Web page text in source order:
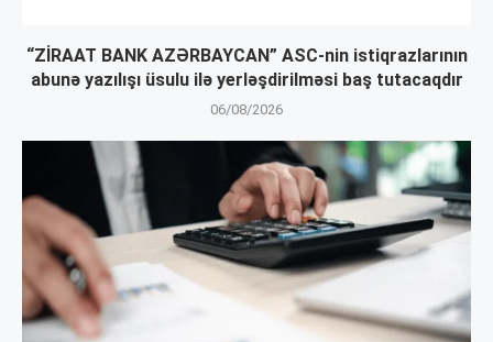
“ZİRAAT BANK AZƏRBAYCAN” ASC-nin istiqrazlarının
abunə yazılışı üsulu ilə yerləşdirilməsi baş tutacaqdır
06/08/2026